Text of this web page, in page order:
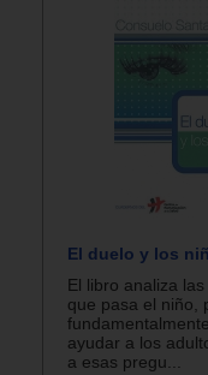
El duelo y los
El libro analiza
que pasa el niño,
ayudar a los
a esas pregu...